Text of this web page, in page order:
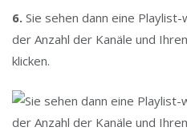
6. Sie sehen dann eine
der Anzahl der Kanäle und
klicken.